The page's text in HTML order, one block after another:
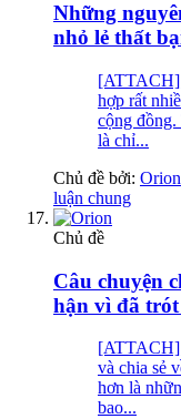
Những
nhỏ lẻ thất
[ATTACH]
hợp rất
cộng
là chỉ...
Chủ đề bởi: Orion
luận chung
Chủ đề
Câu chuyện
hận vì đã trót
[ATTACH]
và chia sẻ
hơn là
bao...